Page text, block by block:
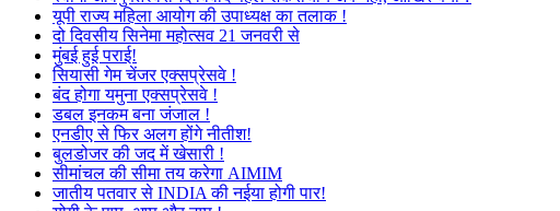
यूपी राज्य महिला आयोग की उपाध्यक्ष का तलाक !
दो दिवसीय सिनेमा महोत्सव 21 जनवरी से
मुंबई हुई पराई!
सियासी गेम चेंजर एक्सप्रेसवे !
बंद होगा यमुना एक्सप्रेसवे !
डबल इनकम बना जंजाल !
एनडीए से फिर अलग होंगे नीतीश!
बुलडोजर की जद में खेसारी !
सीमांचल की सीमा तय करेगा AIMIM
जातीय पतवार से INDIA की नईया होगी पार!